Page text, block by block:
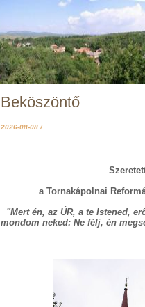
Beköszöntő
2026-08-08 /
a Tornakápolnai
"Mert én, az ÚR, a te Istened,
mondom neked: Ne félj, én